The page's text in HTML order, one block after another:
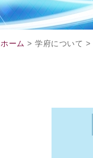
ホーム > 学府について >